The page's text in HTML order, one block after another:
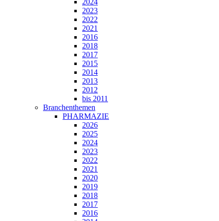
2024
2023
2022
2021
2016
2018
2017
2015
2014
2013
2012
bis 2011
Branchenthemen
PHARMAZIE
2026
2025
2024
2023
2022
2021
2020
2019
2018
2017
2016